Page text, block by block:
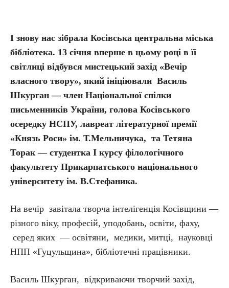
І знову нас зібрала Косівська центральна міська
бібліотека. 13 січня вперше в цьому році в її
світлиці відбувся мистецький захід «Вечір
власного твору», який ініціювали Василь
Шкурган — член Національної спілки
письменників України, голова Косівського
осередку НСПУ, лавреат літературної премії
«Князь Роси» ім. Т.Мельничука, та Тетяна
Торак — студентка I курсу філологічного
факультету Прикарпатського національного
університету ім. В.Стефаника.
На вечір завітала творча інтелігенція Косівщини —
різного віку, професій, уподобань, освіти, фаху,
серед яких — освітяни, медики, митці, науковці
НПП «Гуцульщина», бібліотечні працівники.
Василь Шкурган, відкриваючи творчий захід,